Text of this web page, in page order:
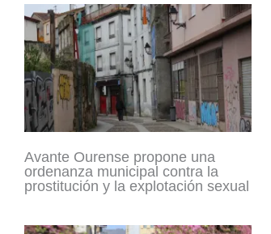
Avante Ourense propone una
ordenanza municipal contra la
prostitución y la explotación sexual